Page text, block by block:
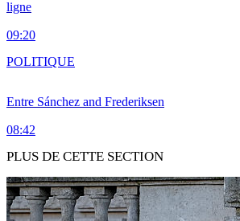
ligne
09:20
Entre Sánchez and Frederiksen
08:42
POLITIQUE
PLUS DE CETTE SECTION